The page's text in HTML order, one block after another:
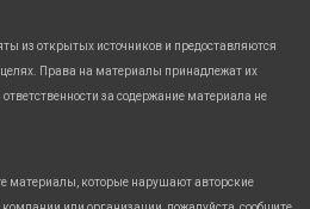
из открытых источников и предоставляются
Права на материалы принадлежат их
за содержание материала не
материалы, которые нарушают авторские